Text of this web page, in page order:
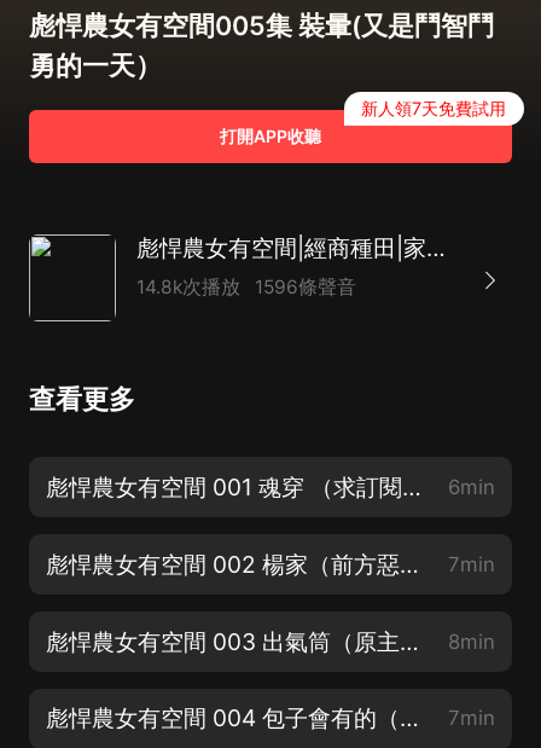
彪悍農女有空間005集 裝暈(又是鬥智鬥
勇的一天）
打開APP收聽
新人領7天免費試用
彪悍農女有空間|經商種田|家長里短|農女逆襲|大女主
14.8k次播放 1596條聲音
查看更多
彪悍農女有空間 001 魂穿 （求訂閱，求點讚，求評論啦） 6min
彪悍農女有空間 002 楊家（前方惡婆婆出没！） 7min
彪悍農女有空間 003 出氣筒（原主有個包子娘） 8min
彪悍農女有空間 004 包子會有的（有錢了吃一個扔一個） 7min